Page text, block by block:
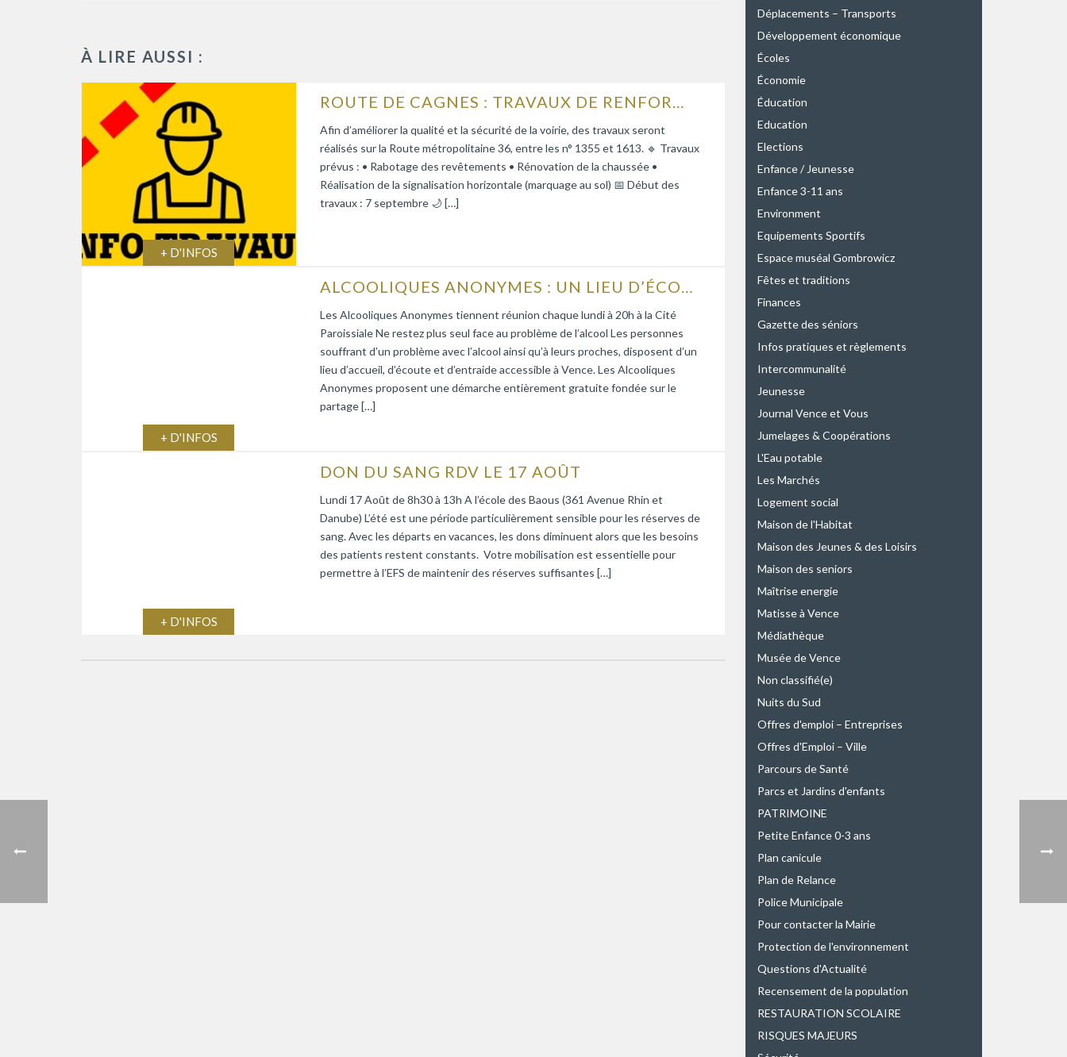
À LIRE AUSSI :
+ D'INFOS
ROUTE DE CAGNES : TRAVAUX DE RENFORCEMENT DE LA CHAUSSÉE
Afin d’améliorer la qualité et la sécurité de la voirie, des travaux seront
réalisés sur la Route métropolitaine 36, entre les n° 1355 et 1613. 🔹 Travaux
prévus : • Rabotage des revêtements • Rénovation de la chaussée •
Réalisation de la signalisation horizontale (marquage au sol) 📅 Début des
travaux : 7 septembre 🌙 […]
+ D'INFOS
ALCOOLIQUES ANONYMES : UN LIEU D’ÉCOUTE ET D’ENTRAIDE
Les Alcooliques Anonymes tiennent réunion chaque lundi à 20h à la Cité
Paroissiale Ne restez plus seul face au problème de l’alcool Les personnes
souffrant d’un problème avec l’alcool ainsi qu’à leurs proches, disposent d’un
lieu d’accueil, d’écoute et d’entraide accessible à Vence. Les Alcooliques
Anonymes proposent une démarche entièrement gratuite fondée sur le
partage […]
+ D'INFOS
DON DU SANG RDV LE 17 AOÛT
Lundi 17 Août de 8h30 à 13h A l’école des Baous (361 Avenue Rhin et
Danube) L’été est une période particulièrement sensible pour les réserves de
sang. Avec les départs en vacances, les dons diminuent alors que les besoins
des patients restent constants. Votre mobilisation est essentielle pour
permettre à l’EFS de maintenir des réserves suffisantes […]
Déplacements – Transports
Développement économique
Écoles
Économie
Éducation
Education
Elections
Enfance / Jeunesse
Enfance 3-11 ans
Environment
Equipements Sportifs
Espace muséal Gombrowicz
Fêtes et traditions
Finances
Gazette des séniors
Infos pratiques et règlements
Intercommunalité
Jeunesse
Journal Vence et Vous
Jumelages & Coopérations
L'Eau potable
Les Marchés
Logement social
Maison de l'Habitat
Maison des Jeunes & des Loisirs
Maison des seniors
Maîtrise energie
Matisse à Vence
Médiathèque
Musée de Vence
Non classifié(e)
Nuits du Sud
Offres d'emploi – Entreprises
Offres d'Emploi – Ville
Parcours de Santé
Parcs et Jardins d'enfants
PATRIMOINE
Petite Enfance 0-3 ans
Plan canicule
Plan de Relance
Police Municipale
Pour contacter la Mairie
Protection de l'environnement
Questions d'Actualité
Recensement de la population
RESTAURATION SCOLAIRE
RISQUES MAJEURS